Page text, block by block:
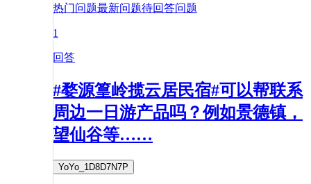
热门问题最新问题待回答问题
1
回答
#婺源篁岭揽云居民宿#可以帮联系
周边一日游产品吗？例如景德镇，
望仙谷等……
YoYo_1D8D7N7P